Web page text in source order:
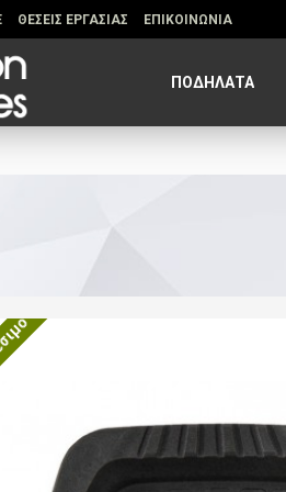
ΘΕΣΕΙΣ ΕΡΓΑΣΙΑΣ ΕΠΙΚΟΙΝΩΝΙΑ
ΠΟΔΗΛΑΤΑ